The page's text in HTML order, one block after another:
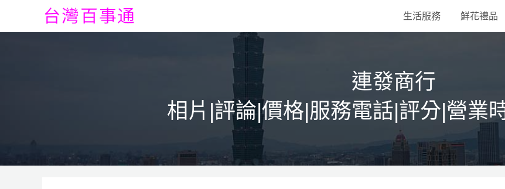
生活服務 鮮花禮品
連發商行
相片|評論|價格|服務電話|評分|營業